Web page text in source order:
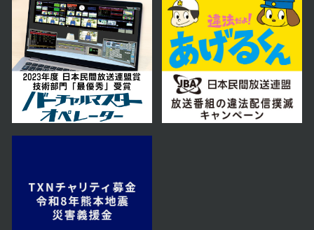
2026年03月07日 放送
3月7日【中継：ロイズカカオ&チョ
コレートタウン】
湾まぜそば店を紹介】